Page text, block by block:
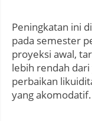
Peningkatan ini
pada semester
proyeksi awal,
lebih rendah
perbaikan
yang akomodatif.